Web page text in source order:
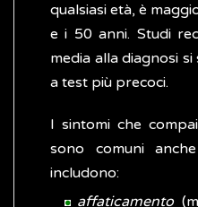
qualsiasi età, è
e i 50 anni. Studi
media alla diagnosi
a test più precoci.
I sintomi che
sono comuni
includono:
affaticamento